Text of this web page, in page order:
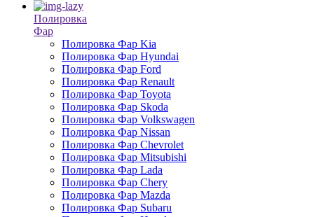
Полировка
Фар
Полировка Фар Kia
Полировка Фар Hyundai
Полировка Фар Ford
Полировка Фар Renault
Полировка Фар Toyota
Полировка Фар Skoda
Полировка Фар Volkswagen
Полировка Фар Nissan
Полировка Фар Chevrolet
Полировка Фар Mitsubishi
Полировка Фар Lada
Полировка Фар Chery
Полировка Фар Mazda
Полировка Фар Subaru